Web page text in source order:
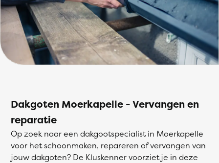
Dakgoten Moerkapelle - Vervangen en
reparatie
Op zoek naar een dakgootspecialist in Moerkapelle
voor het schoonmaken, repareren of vervangen van
jouw dakgoten? De Kluskenner voorziet je in deze